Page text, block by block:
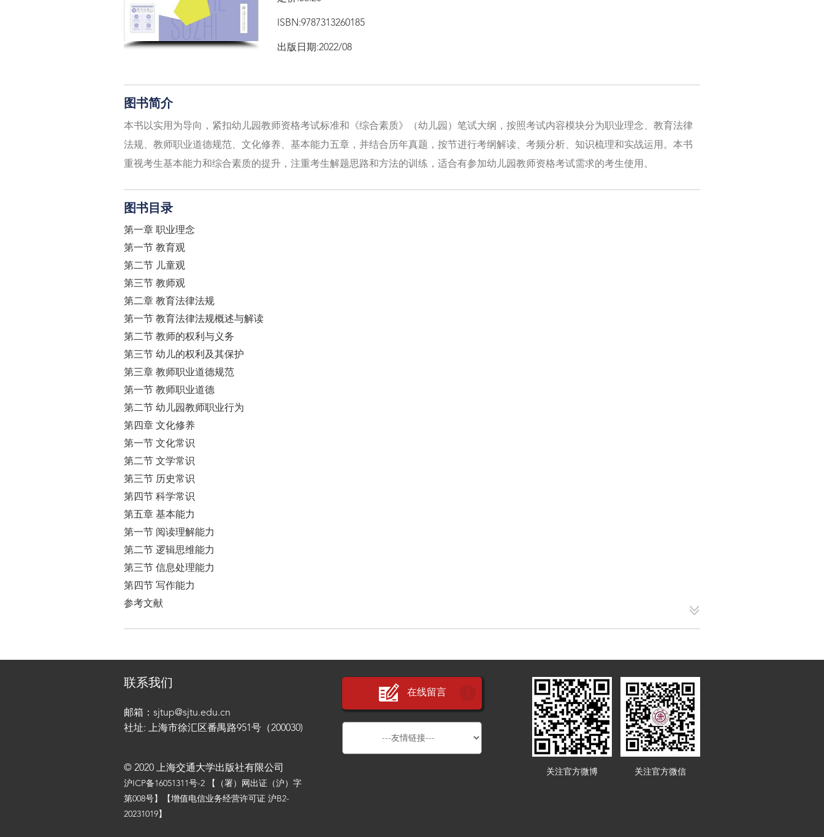
ISBN:9787313260185
出版日期:2022/08
图书简介
本书以实用为导向，紧扣幼儿园教师资格考试标准和《综合素质》（幼儿园）笔试大纲，按照考试内容模块分为职业理念、教育法律
法规、教师职业道德规范、文化修养、基本能力五章，并结合历年真题，按节进行考纲解读、考频分析、知识梳理和实战运用。本书
重视考生基本能力和综合素质的提升，注重考生解题思路和方法的训练，适合有参加幼儿园教师资格考试需求的考生使用。
图书目录
第一章 职业理念
第一节 教育观
第二节 儿童观
第三节 教师观
第二章 教育法律法规
第一节 教育法律法规概述与解读
第二节 教师的权利与义务
第三节 幼儿的权利及其保护
第三章 教师职业道德规范
第一节 教师职业道德
第二节 幼儿园教师职业行为
第四章 文化修养
第一节 文化常识
第二节 文学常识
第三节 历史常识
第四节 科学常识
第五章 基本能力
第一节 阅读理解能力
第二节 逻辑思维能力
第三节 信息处理能力
第四节 写作能力
参考文献
联系我们
邮箱：sjtup@sjtu.edu.cn
社址: 上海市徐汇区番禺路951号（200030)
© 2020 上海交通大学出版社有限公司
沪ICP备16051311号-2 【（署）网出证（沪）字
第008号】【增值电信业务经营许可证 沪B2-
20231019】
在线留言
关注官方微博 关注官方微信